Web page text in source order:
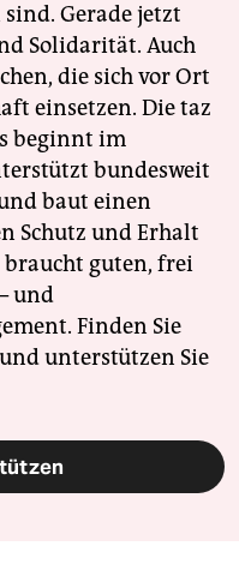
Gerade jetzt
Solidarität. Auch
die sich vor Ort
einsetzen. Die taz
beginnt im
bundesweit
baut einen
Schutz und Erhalt
braucht guten, frei
und
Finden Sie
unterstützen Sie